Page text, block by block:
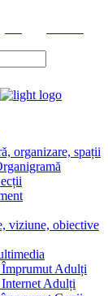
organizare, spații
viziune, obiective
Împrumut Adulți
Internet Adulți